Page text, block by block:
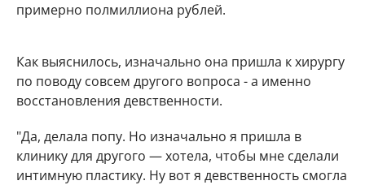
примерно полмиллиона рублей.
Как выяснилось, изначально она пришла к хирургу
по поводу совсем другого вопроса - а именно
восстановления девственности.
"Да, делала попу. Но изначально я пришла в
клинику для другого — хотела, чтобы мне сделали
интимную пластику. Ну вот я девственность смогла